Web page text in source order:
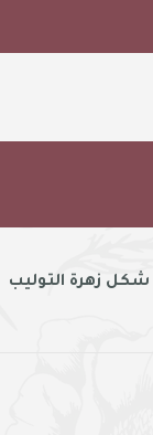
زهرة التوليب